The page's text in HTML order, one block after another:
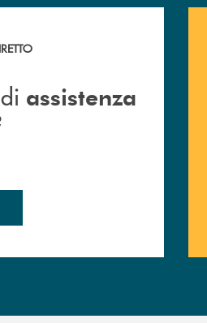
immediata ?
assistenza